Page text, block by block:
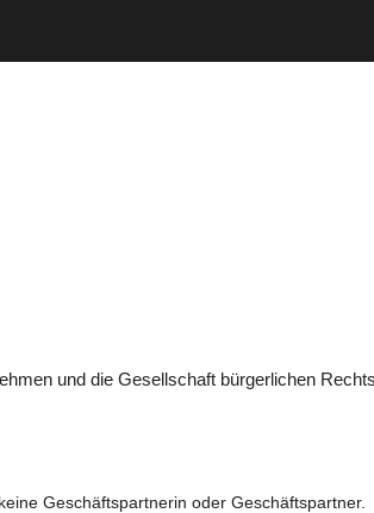
und die Gesellschaft bürgerlichen
Geschäftspartnerin oder Geschäftspartner.